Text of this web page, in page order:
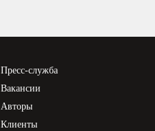
Пресс-служба
Вакансии
Авторы
Клиенты